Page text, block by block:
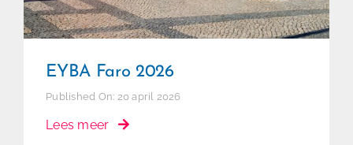
EYBA Faro 2026
Published On: 20 april 2026
Lees meer